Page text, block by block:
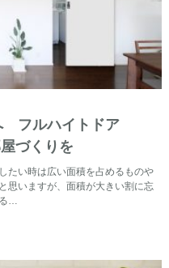
フルハイトドア
づくりを
たい時は広い面積を占めるものや
思いますが、面積が大きい割に忘
…